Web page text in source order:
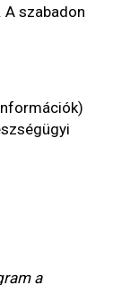
A szabadon
a